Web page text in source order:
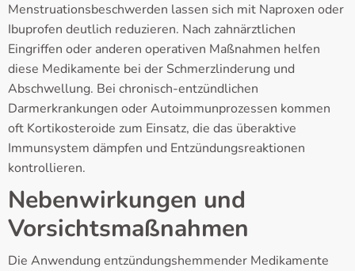
Menstruationsbeschwerden lassen sich mit Naproxen oder
Ibuprofen deutlich reduzieren. Nach zahnärztlichen
Eingriffen oder anderen operativen Maßnahmen helfen
diese Medikamente bei der Schmerzlinderung und
Abschwellung. Bei chronisch-entzündlichen
Darmerkrankungen oder Autoimmunprozessen kommen
oft Kortikosteroide zum Einsatz, die das überaktive
Immunsystem dämpfen und Entzündungsreaktionen
kontrollieren.
Nebenwirkungen und
Vorsichtsmaßnahmen
Die Anwendung entzündungshemmender Medikamente